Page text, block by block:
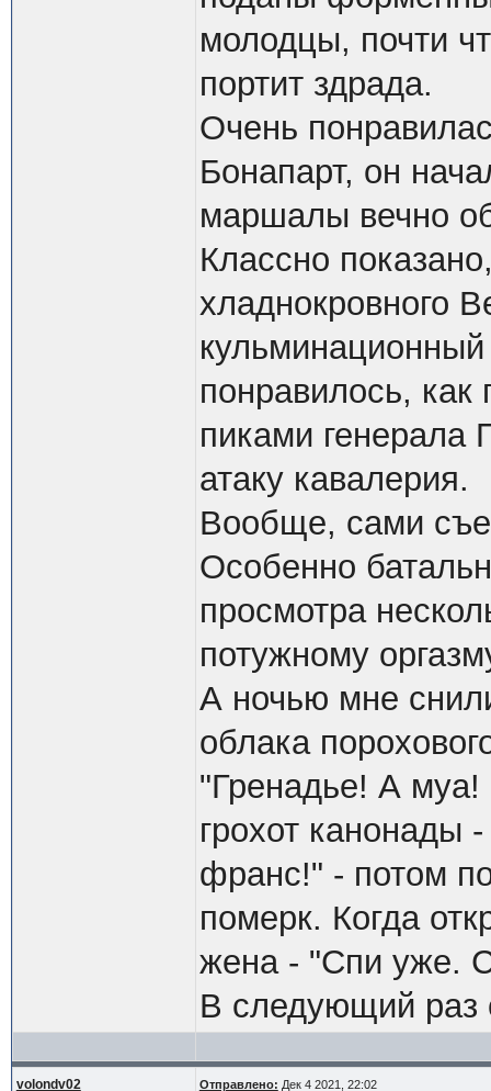
молодцы, почти
портит здрада.
Очень
Бонапарт, он
маршалы вечно
Классно
хладнокровного
понравилось,
пиками генерала
атаку кавалерия.
Вообще, сами
Особенно
просмотра
потужному
А ночью мне
облака
"Гренадье! А
грохот
франс!" - потом
померк. Когда
жена - "Спи уже.
В следующий раз
volondv02 Отправлено: Дек 4 2021, 22:02